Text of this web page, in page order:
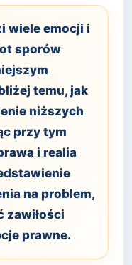
wiele emocji i
sporów
temu, jak
niższych
przy tym
i realia
na problem,
zawiłości
prawne.